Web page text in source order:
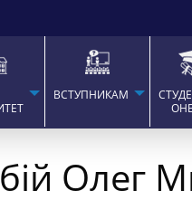
ВСТУПНИКАМ
Олег